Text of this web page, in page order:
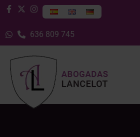
636 809 745